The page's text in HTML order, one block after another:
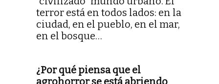
terror está en todos lados: en la
ciudad, en el pueblo, en el mar,
en el bosque…
¿Por qué piensa que el
agrohorror se está abriendo